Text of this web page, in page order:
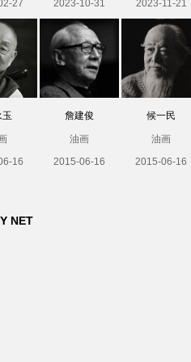
27 2023-10-31 2023-11-21
玉
16
詹建俊
油画
2015-06-16
候一民
油画
2015-06-16
NET